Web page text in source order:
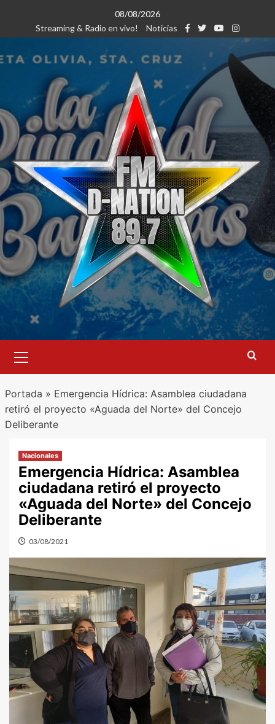
contenido
08/08/2026
Streaming & Radio en vivo!
Noticias
primario
Portada » Emergencia Hídrica: Asamblea ciudadana
retiró el proyecto «Aguada del Norte» del Concejo
Deliberante
Nacionales
Emergencia Hídrica: Asamblea
ciudadana retiró el proyecto
«Aguada del Norte» del Concejo
Deliberante
03/08/2021